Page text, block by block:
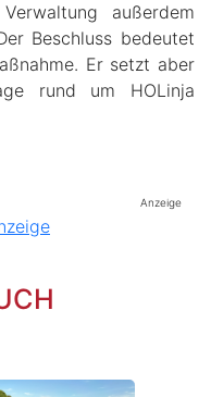
außerdem
Beschluss bedeutet
Er setzt aber
rund um HOLinja
Anzeige